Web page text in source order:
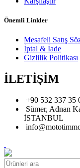
Önemli Linkler
Mesafeli Satış
İptal & İade
Gizlilik Politikası
İLETİŞİM
+90 532 337 35
Sümer, Adnan
İSTANBUL